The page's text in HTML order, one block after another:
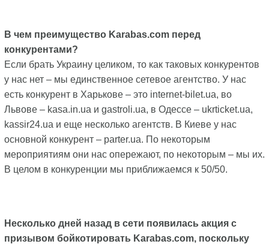
В чем преимущество Karabas.com перед
конкурентами?
Если брать Украину целиком, то как таковых конкурентов
у нас нет – мы единственное сетевое агентство. У нас
есть конкурент в Харькове – это internet-bilet.ua, во
Львове – kasa.in.ua и gastroli.ua, в Одессе – ukrticket.ua,
kassir24.ua и еще несколько агентств. В Киеве у нас
основной конкурент – parter.ua. По некоторым
мероприятиям они нас опережают, по некоторым – мы их.
В целом в конкуренции мы приближаемся к 50/50.
Несколько дней назад в сети появилась акция с
призывом бойкотировать Karabas.com, поскольку